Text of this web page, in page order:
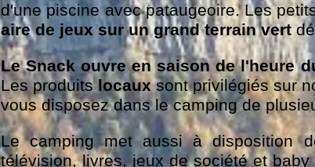
d'une piscine avec pataugeoire. Les
aire de jeux sur un grand terrain vert
Le Snack ouvre en saison de l'heure
Les produitslocauxsont privilégiés sur
vous disposez dans le camping de
Le camping met aussi à disposition
télévision, livres, jeux de société et